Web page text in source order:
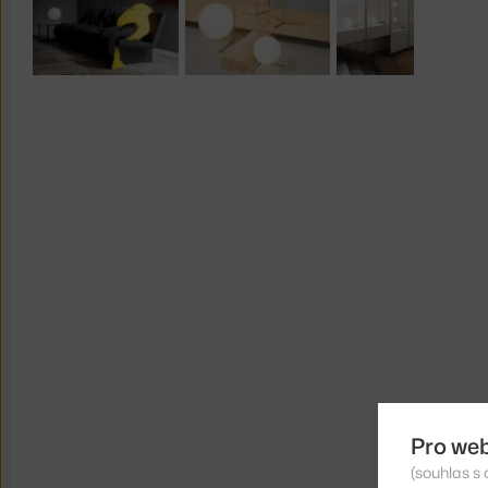
Pro
(souhlas s